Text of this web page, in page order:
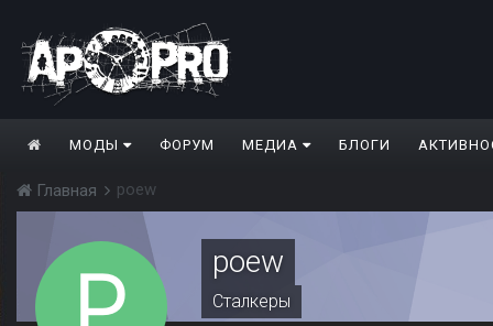
МОДЫ ФОРУМ МЕДИА БЛОГИ
Главная poew
poew
Сталкеры